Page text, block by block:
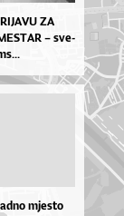
ZA
– sve­
mjesto